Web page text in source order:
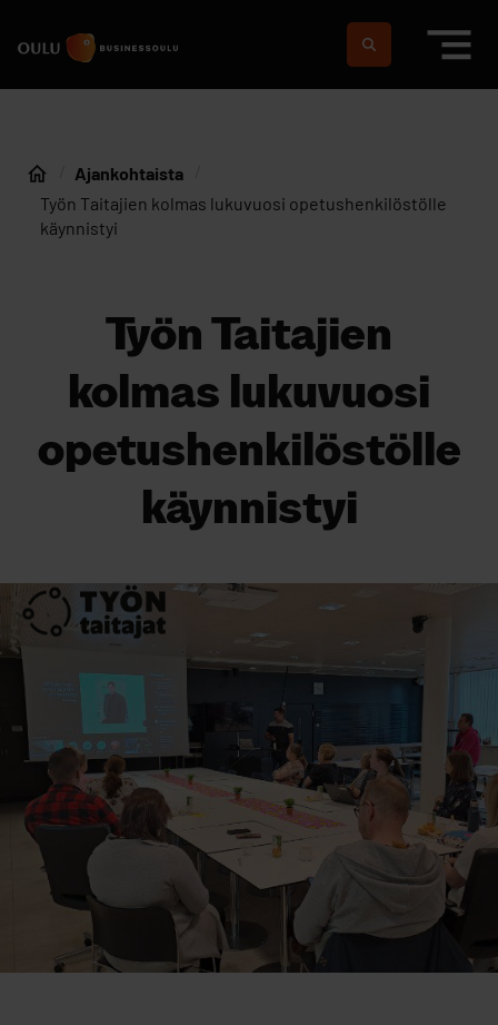
Etusivulle
Suomeksi
In english
Etusivu
Ajankohtaista
Työn Taitajien kolmas lukuvuosi opetushenkilöstölle
käynnistyi
Työn Taitajien
kolmas lukuvuosi
opetushenkilöstölle
käynnistyi